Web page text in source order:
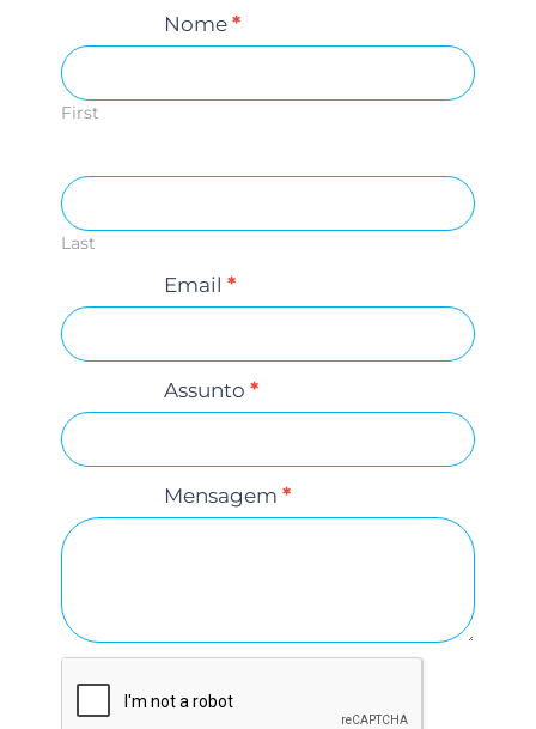
n
t
a
U
s
Nome *
First
Last
Email *
Assunto *
Mensagem *